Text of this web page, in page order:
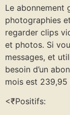
Le abonnement
photographies
regarder clips
et photos. Si
messages, et
besoin d’un
mois est 239,95
<₹Positifs: